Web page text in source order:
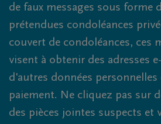
de faux messages sous forme
prétendues condoléances
couvert de condoléances, ces
visent à obtenir des adresses
d'autres données personnelles
paiement. Ne cliquez pas sur
des pièces jointes suspects et